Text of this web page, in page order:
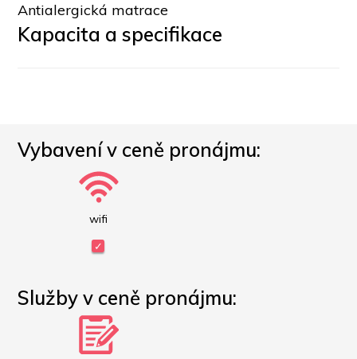
Antialergická matrace
Kapacita a specifikace
Vybavení v ceně pronájmu:
wifi
Služby v ceně pronájmu: